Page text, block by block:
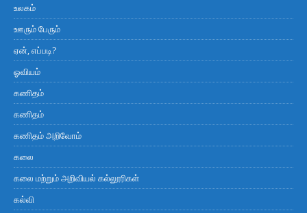
உலகம்
ஊரும் பேரும்
ஏன், எப்படி?
ஓவியம்
கணிதம்
கணிதம்
கணிதம் அறிவோம்
கலை
கலை மற்றும் அறிவியல் கல்லூரிகள்
கல்வி